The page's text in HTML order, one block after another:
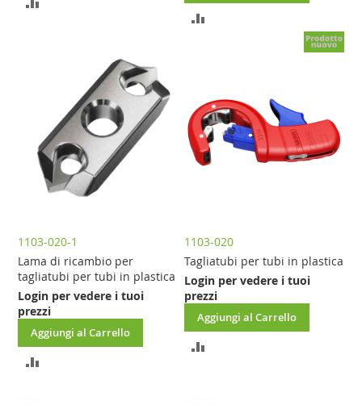
CONFRONTO
1103-020-1
Lama di ricambio per
tagliatubi per tubi in plastica
Login per vedere i tuoi
prezzi
Aggiungi al Carrello
AGGIUNGI
1103-020
Tagliatubi per tubi in plastica
Login per vedere i tuoi
prezzi
Aggiungi al Carrello